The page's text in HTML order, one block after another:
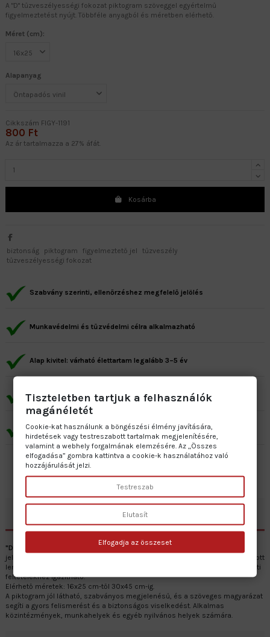
A "D" tűzveszélyességi fokozat piktogram szöveggel egyértelmű
figyelmeztetést nyújt. Többféle anyagból és méretben elérhető.
Méret (cm):
Alapanyag
Cikkszám FIGY-1191
800 Ft
Az ár tartalmazza a 27% áfát.
Kosárba
biztonság piktogram figyelmeztető jel
tűzveszély
tűzveszélyességi fokozat
Szabvány szerinti, ellenőrzéshez megfelelő jelölés
Munkavédelmi és tűzvédelmi célra alkalmazható
Alap kivitel: várható élettartam legalább 3–5 év
Prémium kivitel: várható élettartam minimum 7–10 év
Gyártás: 2–5 munkanap • Szállítás: 1 munkanap
"D" Tűzveszélyességi fokozat
piktogram szöveggel a tűzveszély mértékét
jelzi egyértelműen. A jelzés többféle alapanyagból készül, például horganyzott
lemezből, öntapadós vinilből és műanyaglemezből, így különböző környezeti
feltételekhez igazítható.
Elérhető méretek: 16x25 cm-től 30x45 cm-ig.
A piktogram jól látható, szabványos megjelenésű, és a szöveges magyarázat
segíti a gyors felismerést és a biztonságos viselkedést. Alkalmas
közintézmények, munkahelyek és egyéb nyilvános helyek számára.
Tiszteletben tartjuk a felhasználók
magánéletét
Cookie-kat használunk a böngészési élmény javítására,
hirdetések vagy testreszabott tartalmak megjelenítésére,
valamint a webhely forgalmának elemzésére. Az „Összes
elfogadása” gombra kattintva a cookie-k használatához való
hozzájárulását jelzi.
Testreszab
Elutasít
Elfogadja az összeset